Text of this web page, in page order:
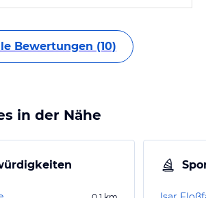
Bewertungen (10)
in der Nähe